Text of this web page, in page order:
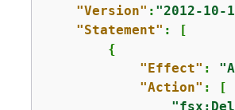
"Version" : "2012-10-
"Statement" : [
{
"Effect" :
"Action" : [